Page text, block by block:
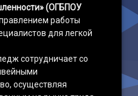
(ОГБПОУ
работы
для легкой
сотрудничает со
осуществляя